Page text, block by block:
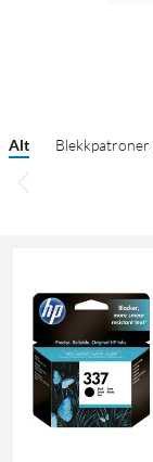
Alt